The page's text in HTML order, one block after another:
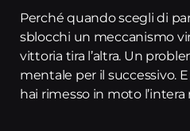
Perché quando scegli di
sblocchi un meccanismo
vittoria tira l’altra. Un
mentale per il successivo.
hai rimesso in moto l’intera